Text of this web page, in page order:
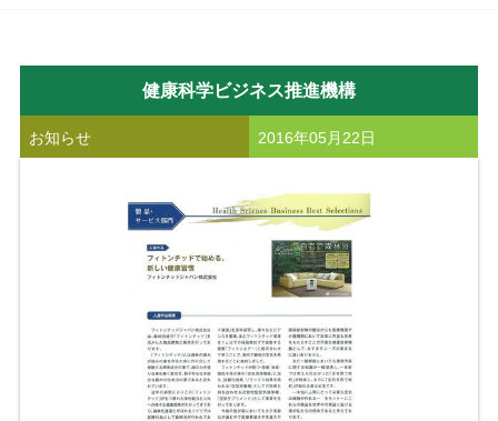
健康科学ビジネス推進機構
お知らせ 2016年05月22日